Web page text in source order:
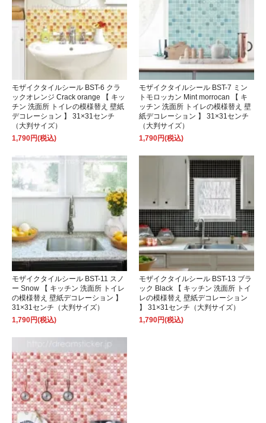
モザイクタイルシール BST-6 クラ
ックオレンジ Crack orange 【 キッ
チン 洗面所 トイレの模様替え 壁紙
デコレーション 】 31×31センチ
（大判サイズ）
1,790円(税込)
モザイクタイルシール BST-7 ミン
トモロッカン Mint morrocan 【 キ
ッチン 洗面所 トイレの模様替え 壁
紙デコレーション 】 31×31センチ
（大判サイズ）
1,790円(税込)
モザイクタイルシール BST-11 スノ
ー Snow 【 キッチン 洗面所 トイレ
の模様替え 壁紙デコレーション 】
31×31センチ（大判サイズ）
1,790円(税込)
モザイクタイルシール BST-13 ブラ
ック Black 【 キッチン 洗面所 トイ
レの模様替え 壁紙デコレーション
】 31×31センチ（大判サイズ）
1,790円(税込)